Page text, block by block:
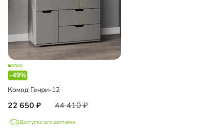
-49%
Комод Генри-12
22 650 44 410
Доступно для доставки